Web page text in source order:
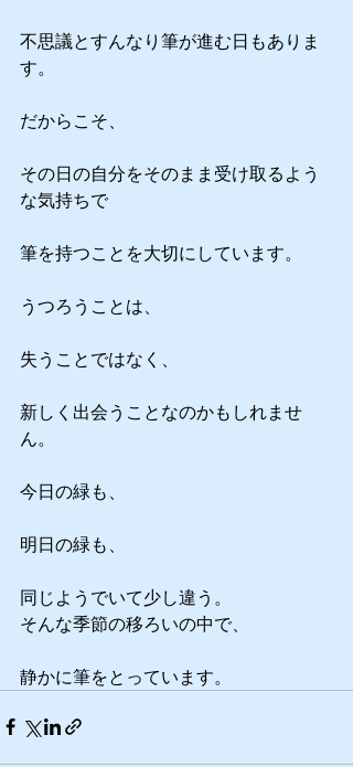
不思議とすんなり筆が進む日もありま
す。
だからこそ、
その日の自分をそのまま受け取るよう
な気持ちで
筆を持つことを大切にしています。
うつろうことは、
失うことではなく、
新しく出会うことなのかもしれませ
ん。
今日の緑も、
明日の緑も、
同じようでいて少し違う。
そんな季節の移ろいの中で、
静かに筆をとっています。